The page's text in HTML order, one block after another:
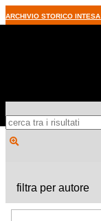
ARCHIVIO STORICO
filtra per autore